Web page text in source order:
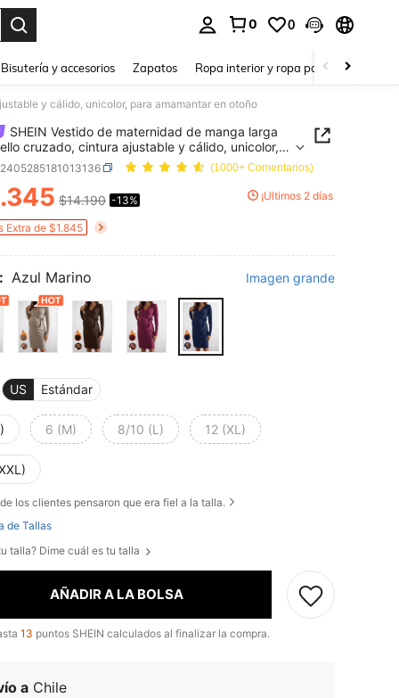
0 0
Bisutería y accesorios Zapatos Ropa interior y ropa para dormir
y cálido, unicolor, para amamantar en otoño
SHEIN Vestido de maternidad de manga larga
cruzado, cintura ajustable y cálido, unicolor,
en otoño
(1000+ Comentarios)
AND AVAILABILITY
$14.190 -13% ¡Últimos 2 días
Extra de $1.845
Azul Marino Imagen grande
US Estándar
6 (M) 8/10 (L) 12 (XL)
de los clientes pensaron que era fiel a la talla.
de Tallas
talla? Dime cuál es tu talla
AÑADIR A LA BOLSA
13 puntos SHEIN calculados al finalizar la compra.
a Chile